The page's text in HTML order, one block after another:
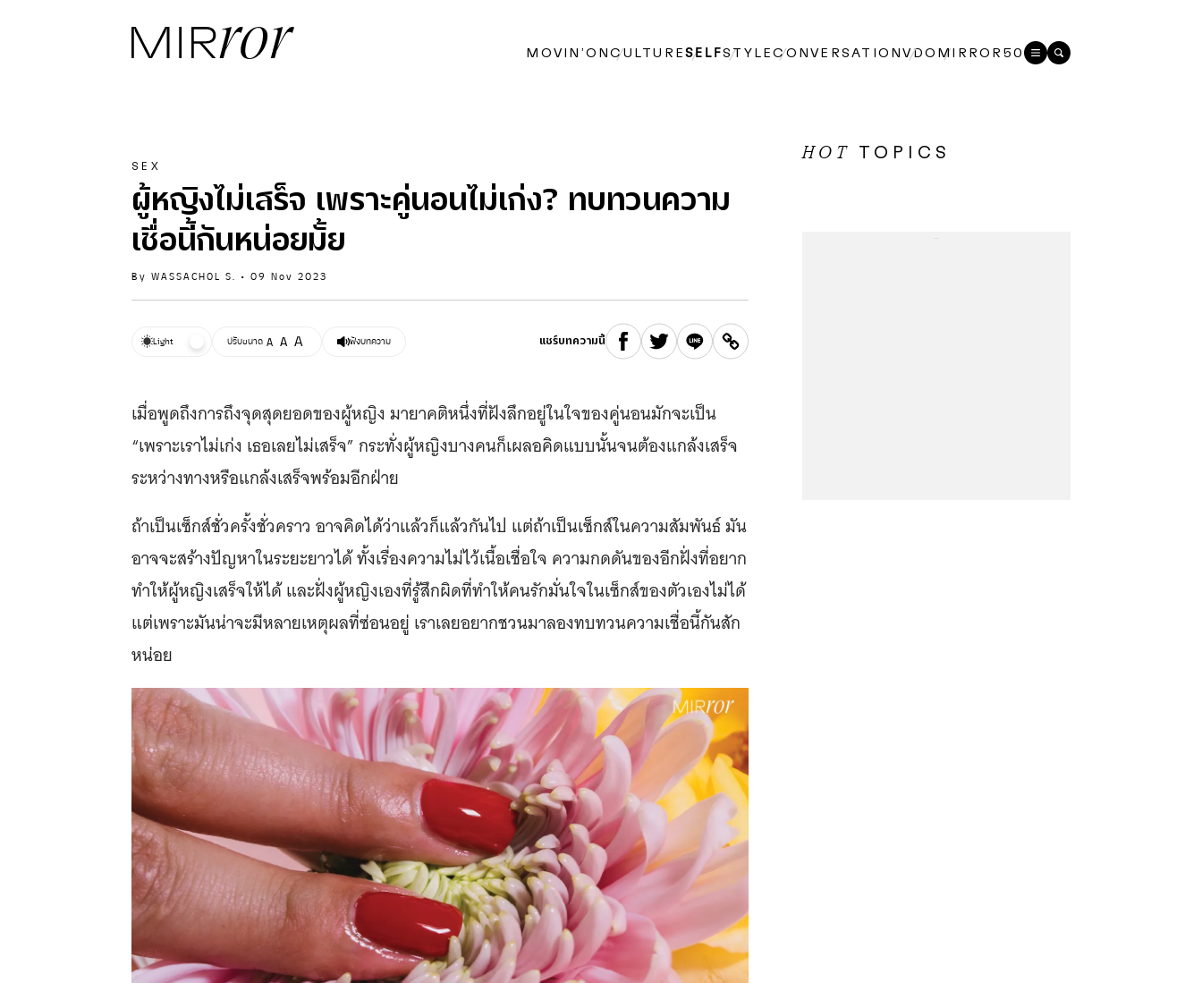
MOVIN’ONCULTURE SELFSTYLE VDO
CONVERSATION MIRROR50
SEX
ผู้หญิงไม่เสร็จ เพราะคู่นอนไม่เก่ง? ทบทวนความ
เชื่อนี้กันหน่อยมั้ย
By WASSACHOL S. • 09 Nov 2023
Light ปรับขนาด A A A ฟังบทความ แชร์บทความนี้
เมื่อพูดถึงการถึงจุดสุดยอดของผู้หญิง มายาคติหนึ่งที่ฝังลึกอยู่ในใจของคู่นอนมักจะเป็น
“เพราะเราไม่เก่ง เธอเลยไม่เสร็จ” กระทั่งผู้หญิงบางคนก็เผลอคิดแบบนั้นจนต้องแกล้งเสร็จ
ระหว่างทางหรือแกล้งเสร็จพร้อมอีกฝ่าย
ถ้าเป็นเซ็กส์ชั่วครั้งชั่วคราว อาจคิดได้ว่าแล้วก็แล้วกันไป แต่ถ้าเป็นเซ็กส์ในความสัมพันธ์ มัน
อาจจะสร้างปัญหาในระยะยาวได้ ทั้งเรื่องความไม่ไว้เนื้อเชื่อใจ ความกดดันของอีกฝั่งที่อยาก
ทำให้ผู้หญิงเสร็จให้ได้ และฝั่งผู้หญิงเองที่รู้สึกผิดที่ทำให้คนรักมั่นใจในเซ็กส์ของตัวเองไม่ได้
แต่เพราะมันน่าจะมีหลายเหตุผลที่ซ่อนอยู่ เราเลยอยากชวนมาลองทบทวนความเชื่อนี้กันสัก
หน่อย
HOT TOPICS